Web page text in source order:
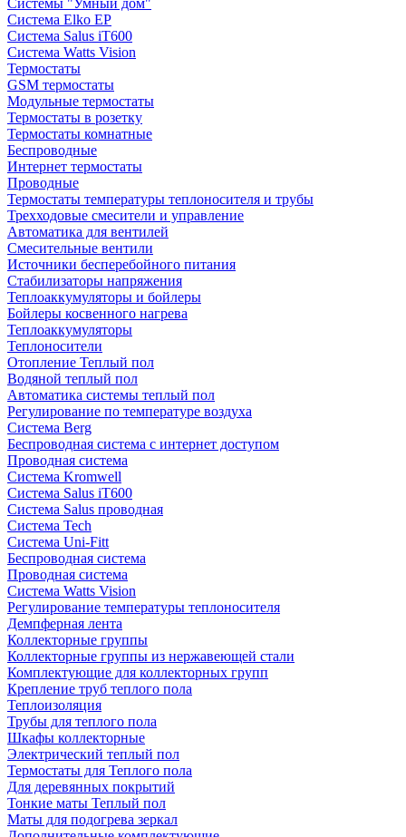
Система Elko EP
Система Salus iT600
Система Watts Vision
Термостаты
GSM термостаты
Модульные термостаты
Термостаты в розетку
Термостаты комнатные
Беспроводные
Интернет термостаты
Проводные
Термостаты температуры теплоносителя и трубы
Трехходовые смесители и управление
Автоматика для вентилей
Смесительные вентили
Источники бесперебойного питания
Стабилизаторы напряжения
Теплоаккумуляторы и бойлеры
Бойлеры косвенного нагрева
Теплоаккумуляторы
Теплоносители
Отопление Теплый пол
Водяной теплый пол
Автоматика системы теплый пол
Регулирование по температуре воздуха
Система Berg
Беспроводная система с интернет доступом
Проводная система
Система Kromwell
Система Salus iT600
Система Salus проводная
Система Tech
Система Uni-Fitt
Беспроводная система
Проводная система
Система Watts Vision
Регулирование температуры теплоносителя
Демпферная лента
Коллекторные группы
Коллекторные группы из нержавеющей стали
Комплектующие для коллекторных групп
Крепление труб теплого пола
Теплоизоляция
Трубы для теплого пола
Шкафы коллекторные
Электрический теплый пол
Термостаты для Теплого пола
Для деревянных покрытий
Тонкие маты Теплый пол
Маты для подогрева зеркал